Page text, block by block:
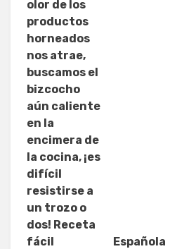
olor de los
productos
horneados
nos atrae,
buscamos el
bizcocho
aún caliente
en la
encimera de
la cocina, ¡es
difícil
resistirse a
un trozo o
dos! Receta
fácil
Española